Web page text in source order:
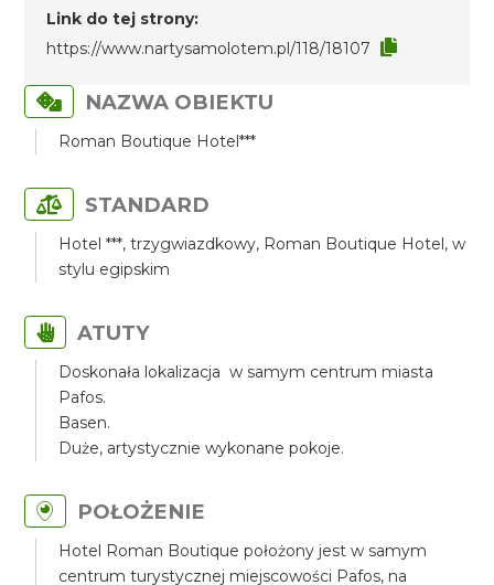
Link do tej strony:
https://www.nartysamolotem.pl/118/18107
NAZWA OBIEKTU
Roman Boutique Hotel***
STANDARD
Hotel ***, trzygwiazdkowy, Roman Boutique Hotel, w
stylu egipskim
ATUTY
Doskonała lokalizacja w samym centrum miasta
Pafos.
Basen.
Duże, artystycznie wykonane pokoje.
POŁOŻENIE
Hotel Roman Boutique położony jest w samym
centrum turystycznej miejscowości Pafos, na